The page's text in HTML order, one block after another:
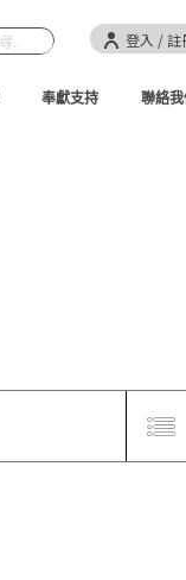
登入 / 註
奉獻支持 聯絡我